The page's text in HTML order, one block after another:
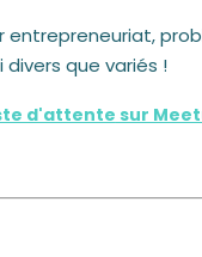
divers que variés !
d'attente sur